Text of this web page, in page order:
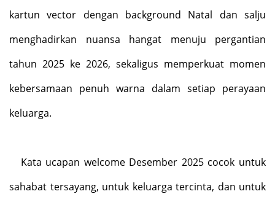
kartun vector dengan background Natal dan salju
menghadirkan nuansa hangat menuju pergantian
tahun 2025 ke 2026, sekaligus memperkuat momen
kebersamaan penuh warna dalam setiap perayaan
keluarga.
Kata ucapan welcome Desember 2025 cocok untuk
sahabat tersayang, untuk keluarga tercinta, dan untuk